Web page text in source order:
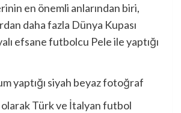
en önemli anlarından biri,
daha fazla Dünya Kupası
efsane futbolcu Pele ile yaptığı
olarak Türk ve İtalyan futbol